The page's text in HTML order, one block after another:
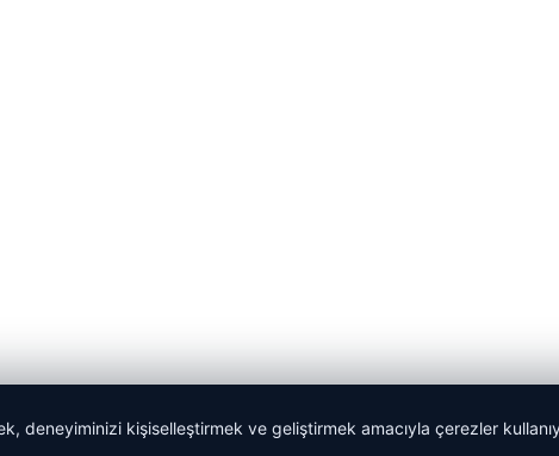
deneyiminizi kişiselleştirmek ve geliştirmek amacıyla çerezler